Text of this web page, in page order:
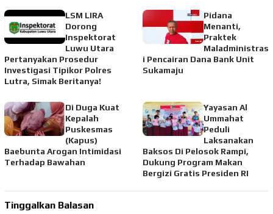
LSM LIRA
Dorong
Inspektorat
Luwu Utara
Pertanyakan Prosedur
Investigasi Tipikor Polres
Lutra, Simak Beritanya!
Pidana
Menanti,
Praktek
Maladministras
i Pencairan Dana Bank Unit
Sukamaju
Di Duga Kuat
Kepalah
Puskesmas
(Kapus)
Baebunta Arogan Intimidasi
Terhadap Bawahan
Yayasan Al
Ummahat
Peduli
Laksanakan
Baksos Di Pelosok Rampi,
Dukung Program Makan
Bergizi Gratis Presiden RI
Tinggalkan Balasan